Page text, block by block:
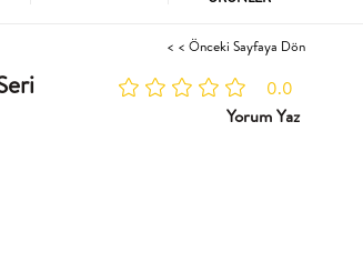
< < Önceki Sayfaya Dön
0.0
Yorum Yaz